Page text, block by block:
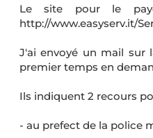
Le site pour le
http://www.easyserv.it/
J'ai envoyé un mail sur
premier temps en
Ils indiquent 2 recours
- au prefect de la police